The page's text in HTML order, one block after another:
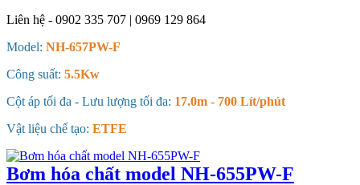
Liên hệ - 0902 335 707 | 0969 129 864
Model: NH-657PW-F
Công suất: 5.5Kw
Cột áp tối đa - Lưu lượng tối đa: 17.0m - 700 Lít/phút
Vật liệu chế tạo: ETFE
Bơm hóa chất model NH-655PW-F